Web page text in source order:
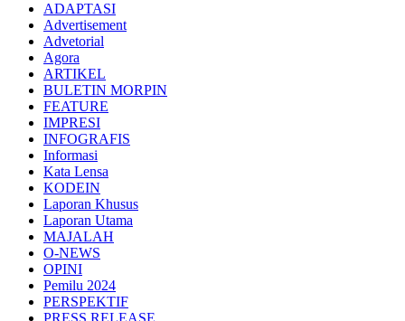
ADAPTASI
Advertisement
Advetorial
Agora
ARTIKEL
BULETIN MORPIN
FEATURE
IMPRESI
INFOGRAFIS
Informasi
Kata Lensa
KODEIN
Laporan Khusus
Laporan Utama
MAJALAH
O-NEWS
OPINI
Pemilu 2024
PERSPEKTIF
PRESS RELEASE